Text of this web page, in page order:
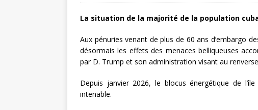
La situation de la majorité de la population
Aux pénuries venant de plus de 60 ans d’embargo
désormais les effets des menaces belliqueuses
par D. Trump et son administration visant au
Depuis janvier 2026, le blocus énergétique de
intenable.